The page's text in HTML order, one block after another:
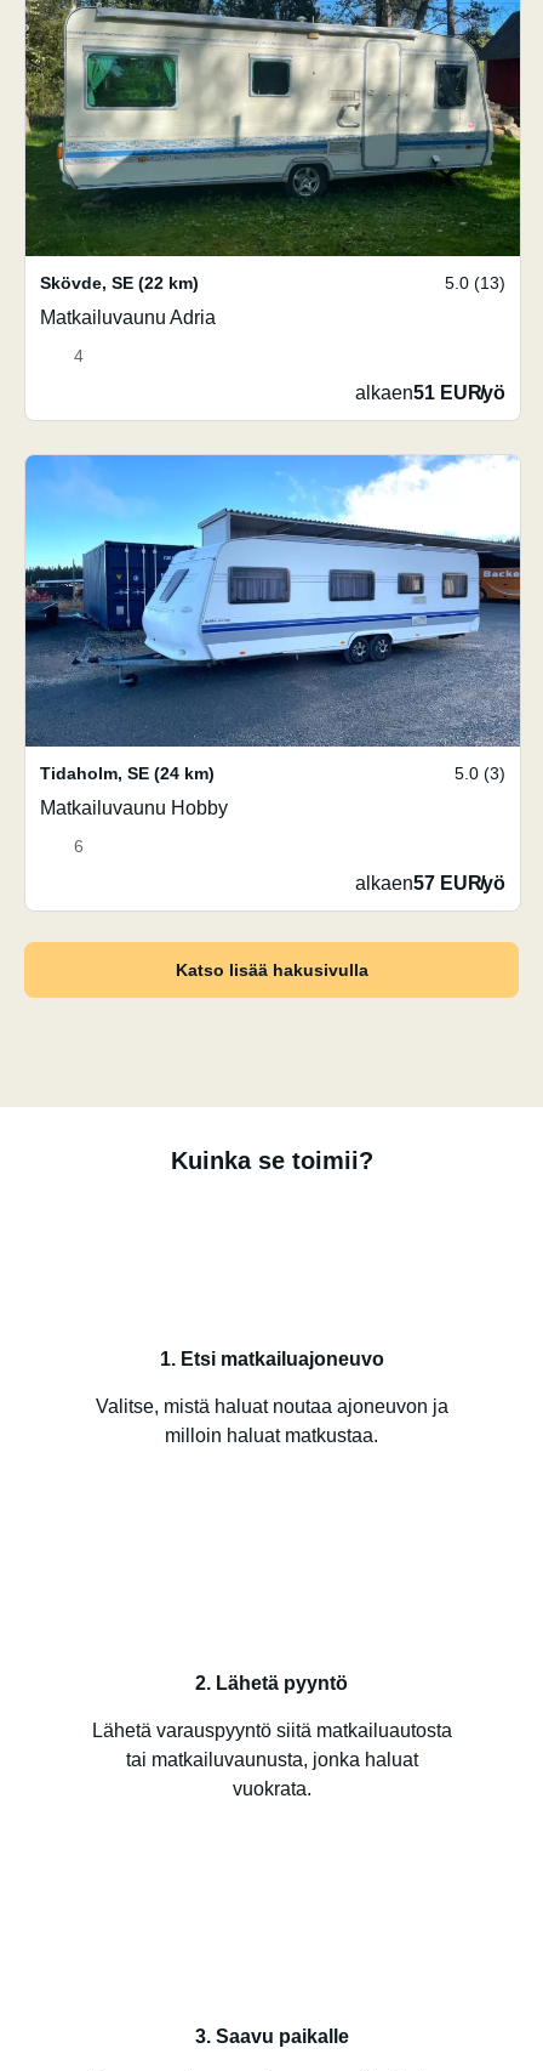
Skövde, SE (22 km) 5.0 (13)
Matkailuvaunu Adria
4
alkaen51 EUR/yö
Tidaholm, SE (24 km) 5.0 (3)
Matkailuvaunu Hobby
6
alkaen57 EUR/yö
Katso lisää hakusivulla
Kuinka se toimii?
1. Etsi matkailuajoneuvo
Valitse, mistä haluat noutaa ajoneuvon ja
milloin haluat matkustaa.
2. Lähetä pyyntö
Lähetä varauspyyntö siitä matkailuautosta
tai matkailuvaunusta, jonka haluat
vuokrata.
3. Saavu paikalle